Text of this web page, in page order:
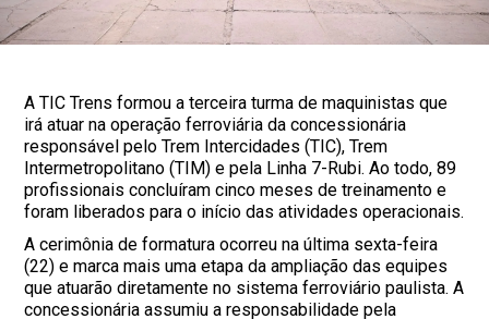
A TIC Trens formou a terceira turma de maquinistas que
irá atuar na operação ferroviária da concessionária
responsável pelo Trem Intercidades (TIC), Trem
Intermetropolitano (TIM) e pela Linha 7-Rubi. Ao todo, 89
profissionais concluíram cinco meses de treinamento e
foram liberados para o início das atividades operacionais.
A cerimônia de formatura ocorreu na última sexta-feira
(22) e marca mais uma etapa da ampliação das equipes
que atuarão diretamente no sistema ferroviário paulista. A
concessionária assumiu a responsabilidade pela